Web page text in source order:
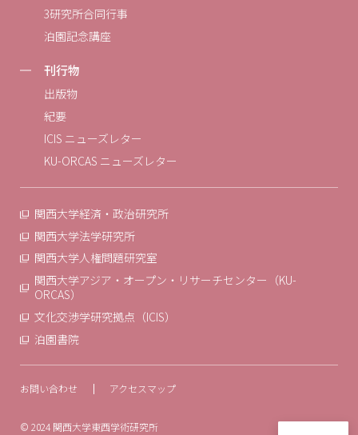
3研究所合同行事
泊園記念講座
刊行物
出版物
紀要
ICIS ニューズレター
KU-ORCAS ニューズレター
関西大学経済・政治研究所
関西大学法学研究所
関西大学人権問題研究室
関西大学アジア・オープン・リサーチセンター（KU-
ORCAS）
文化交渉学研究拠点（ICIS）
泊園書院
お問い合わせ アクセスマップ
© 2024 関西大学東西学術研究所